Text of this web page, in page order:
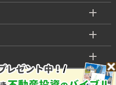
的に学びたい方へ